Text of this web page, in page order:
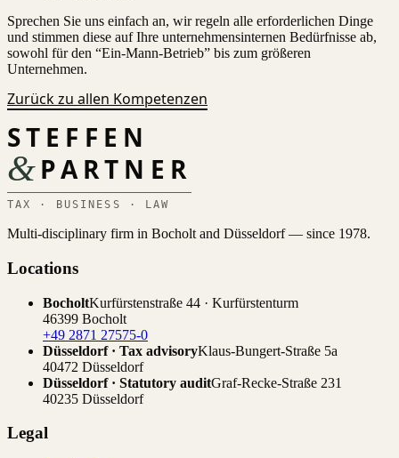
Sprechen Sie uns einfach an, wir regeln alle erforderlichen Dinge
und stimmen diese auf Ihre unternehmensinternen Bedürfnisse ab,
sowohl für den “Ein-Mann-Betrieb” bis zum größeren
Unternehmen.
Zurück zu allen Kompetenzen
STEFFEN
&PARTNER
TAX · BUSINESS · LAW
Multi-disciplinary firm in Bocholt and Düsseldorf — since 1978.
Locations
BocholtKurfürstenstraße 44 · Kurfürstenturm
46399 Bocholt
+49 2871 27575-0
Düsseldorf · Tax advisoryKlaus-Bungert-Straße 5a
40472 Düsseldorf
Düsseldorf · Statutory auditGraf-Recke-Straße 231
40235 Düsseldorf
Legal